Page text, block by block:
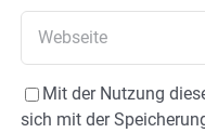
Mit der Nutzung
sich mit der